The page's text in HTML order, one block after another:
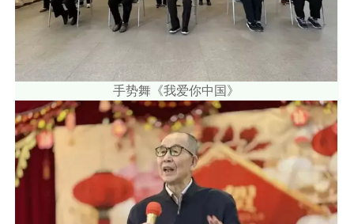
手势舞《我爱你中国》